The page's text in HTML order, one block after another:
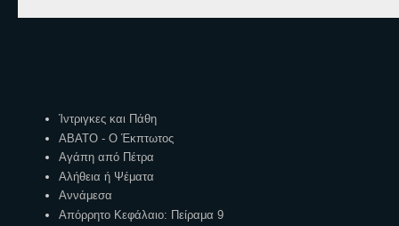
Ίντριγκες και Πάθη
ΑΒΑΤΟ - Ο Έκπτωτος
Αγάπη από Πέτρα
Αλήθεια ή Ψέματα
Αννάμεσα
Απόρρητο Κεφάλαιο: Πείραμα 9